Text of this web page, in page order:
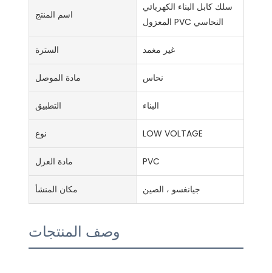
اسم المنتج
سلك كابل البناء الكهربائي
المعزول PVC النحاسي
السترة غير مغمد
مادة الموصل نحاس
التطبيق البناء
نوع LOW VOLTAGE
مادة العزل PVC
مكان المنشأ جيانغسو ، الصين
وصف المنتجات